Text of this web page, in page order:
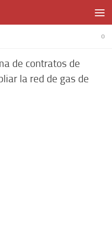
0
de contratos de
la red de gas de